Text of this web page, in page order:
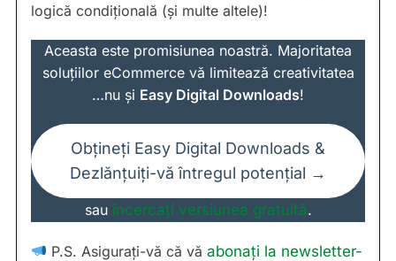
logică condițională (și multe altele)!
Aceasta este promisiunea noastră. Majoritatea
soluțiilor eCommerce vă limitează creativitatea
…nu și Easy Digital Downloads!
Obțineți Easy Digital Downloads &
Dezlănțuiți-vă întregul potențial →
sau încercați versiunea gratuită.
P.S. Asigurați-vă că văabonați la newsletter-